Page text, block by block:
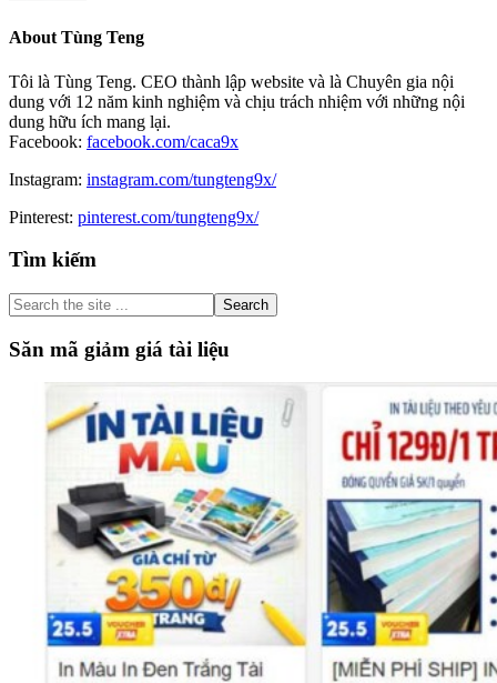
About Tùng Teng
Tôi là Tùng Teng. CEO thành lập website và là Chuyên gia nội
dung với 12 năm kinh nghiệm và chịu trách nhiệm với những nội
dung hữu ích mang lại.
Facebook: facebook.com/caca9x
Instagram: instagram.com/tungteng9x/
Pinterest: pinterest.com/tungteng9x/
Primary
Sidebar
Tìm kiếm
Search
the
site
...
Săn mã giảm giá tài liệu